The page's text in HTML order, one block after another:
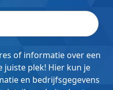
of informatie over een
juiste plek! Hier kun je
en bedrijfsgegevens